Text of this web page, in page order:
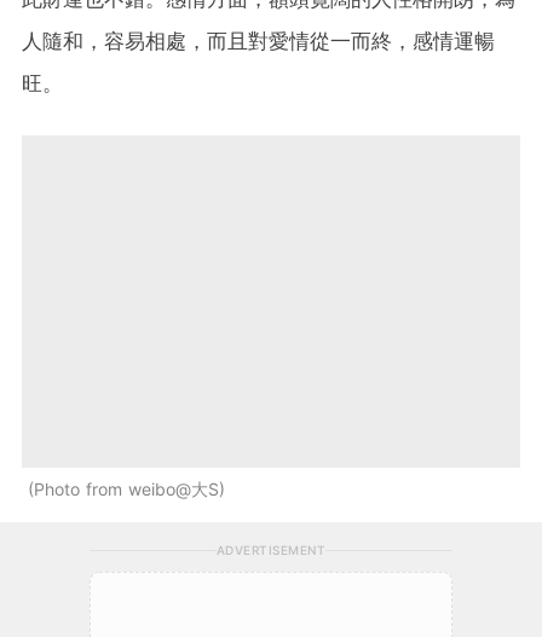
人隨和，容易相處，而且對愛情從一而終，感情運暢
旺。
Photo from weibo@大S
ADVERTISEMENT